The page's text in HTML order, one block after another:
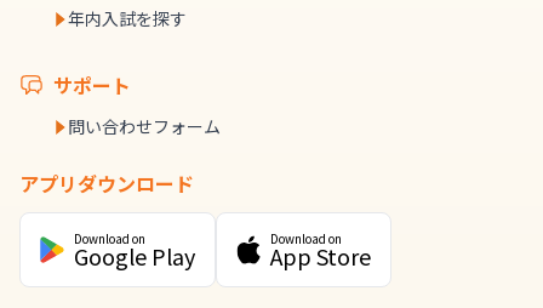
年内入試を探す
サポート
問い合わせフォーム
アプリダウンロード
Download on
Google Play
Download on
App Store